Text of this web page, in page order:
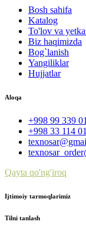
Bosh sahifa
Katalog
To'lov va
Biz haqimizda
Bog`lanish
Yangiliklar
Hujjatlar
Aloqa
+998 99 339
+998 33 114
Qayta qo'ng'iroq
Ijtimoiy tarmoqlarimiz
Tilni tanlash